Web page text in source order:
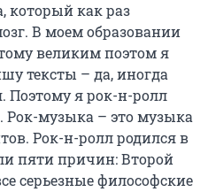
который как раз
В моем образовании
великим поэтом я
тексты – да, иногда
Поэтому я рок-н-ролл
музыка – это музыка
Рок-н-ролл родился в
пяти причин: Второй
серьезные философские